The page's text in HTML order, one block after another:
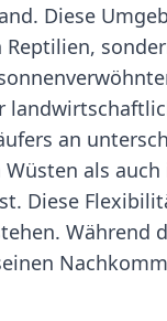
Diese
an
als
Diese
Während